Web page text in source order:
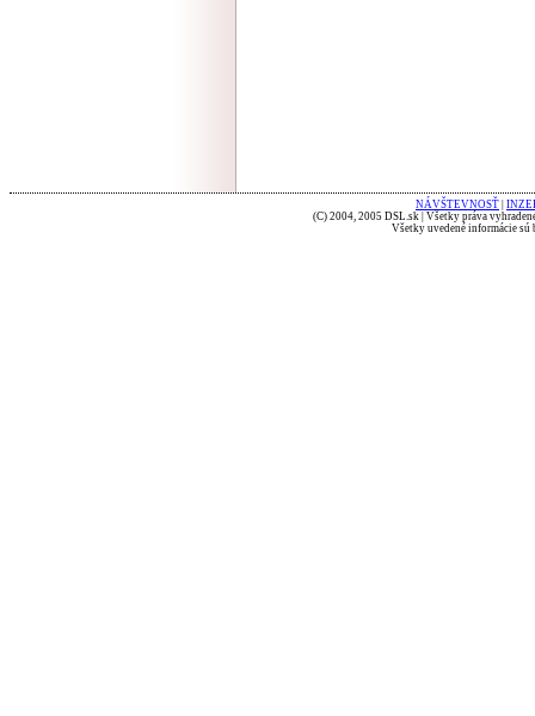
NÁVŠTEVNOSŤ
(C) 2004, 2005 DSL.sk | Všetky práva
Všetky uvedené informácie sú